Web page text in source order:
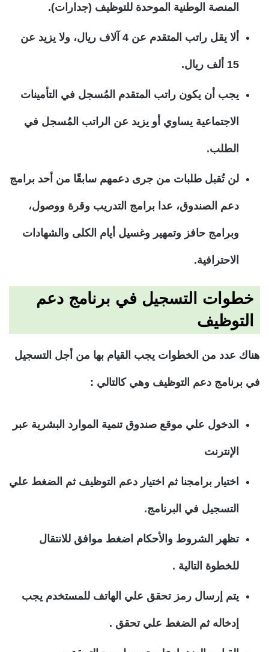
المنصة الوطنية الموحدة للتوظيف (جدارات).
ألا يقل راتب المتقدم عن 4 آلاف ريال، ولا يزيد عن
15 ألف ريال.
يجب أن يكون راتب المتقدم المُسجل في التأمينات
الاجتماعية يساوي أو يزيد عن الراتب المُسجل في
الطلب.
لن تُقبل طلبات من جرى دعمهم سابقًا من أحد برامج
دعم الصندوق، عدا برامج التدريب وقرة ووصول،
وبرامج حافز وتمهير وغسيل أيام الكلى والشهادات
الاحترافية.
خطوات التسجيل في برنامج دعم
التوظيف
هناك عدد من الخطوات يجب القيام بها من أجل التسجيل
في برنامج دعم التوظيف وهي كالتالي :
الدخول علي موقع صندوق تنمية الموارد البشرية عبر
الإنترنت
اختيار برامجنا ثم اختيار دعم التوظيف ثم الضغط علي
التسجيل في البرنامج.
تظهر الشروط والأحكام اضغط موافق للانتقال
للخطوة التالية .
يتم إرسال رمز تحقق علي الهاتف للمستخدم يجب
إدخاله ثم الضغط علي تحقق .